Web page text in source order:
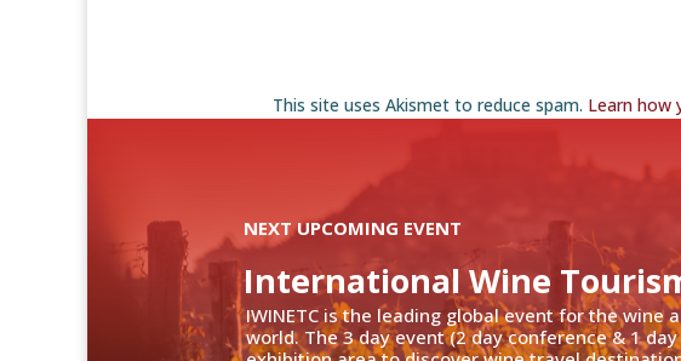
This site uses Akismet to reduce spam. Learn how
IWINETC is the leading global event for the
world. The 3 day event (2 day conference & 1
International Wine
NEXT UPCOMING EVENT